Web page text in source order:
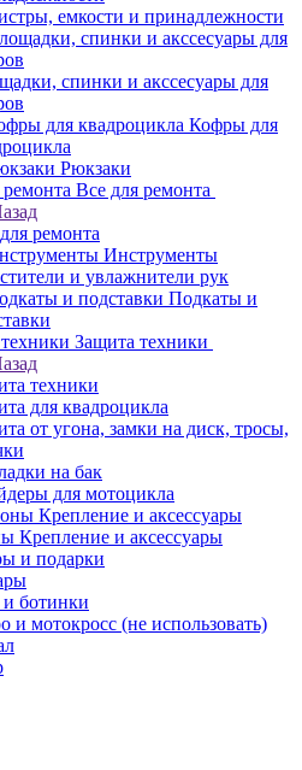
емкости и принадлежности
спинки и акссесуары для
Кофры для
Рюкзаки
Все для ремонта
ремонта
Инструменты
и увлажнители рук
Подкаты и
Защита техники
техники
для квадроцикла
от угона, замки на диск, тросы,
на бак
для мотоцикла
Крепление и аксессуары
и подарки
ботинки
и мотокросс (не использовать)